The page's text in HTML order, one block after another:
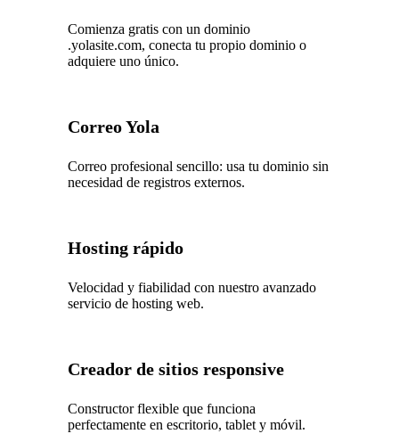
Comienza gratis con un dominio
.yolasite.com, conecta tu propio dominio o
adquiere uno único.
Correo Yola
Correo profesional sencillo: usa tu dominio sin
necesidad de registros externos.
Hosting rápido
Velocidad y fiabilidad con nuestro avanzado
servicio de hosting web.
Creador de sitios responsive
Constructor flexible que funciona
perfectamente en escritorio, tablet y móvil.